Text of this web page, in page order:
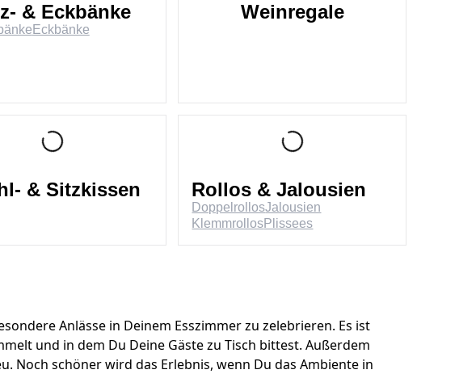
& Eckbänke
Eckbänke
Weinregale
& Sitzkissen Rollos & Jalousien
DoppelrollosJalousien
KlemmrollosPlissees
Anlässe in Deinem Esszimmer zu zelebrieren. Es ist
und in dem Du Deine Gäste zu Tisch bittest. Außerdem
Noch schöner wird das Erlebnis, wenn Du das Ambiente in